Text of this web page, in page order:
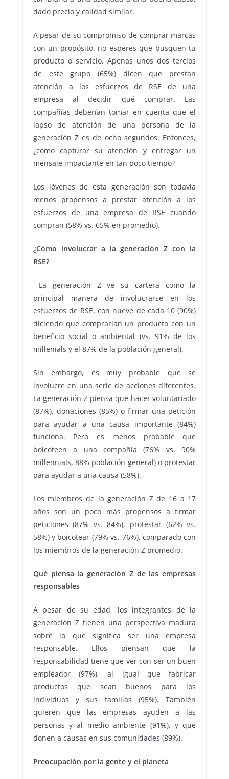
dado precio y calidad similar.
A pesar de su compromiso de comprar marcas
con un propósito, no esperes que busquen tu
producto o servicio. Apenas unos dos tercios
de este grupo (65%) dicen que prestan
atención a los esfuerzos de RSE de una
empresa al decidir qué comprar. Las
compañías deberían tomar en cuenta que el
lapso de atención de una persona de la
generación Z es de ocho segundos. Entonces,
¿cómo capturar su atención y entregar un
mensaje impactante en tan poco tiempo?
Los jóvenes de esta generación son todavía
menos propensos a prestar atención a los
esfuerzos de una empresa de RSE cuando
compran (58% vs. 65% en promedio).
¿Cómo involucrar a la generación Z con la
RSE?
La generación Z ve su cartera como la
principal manera de involucrarse en los
esfuerzos de RSE, con nueve de cada 10 (90%)
diciendo que comprarían un producto con un
beneficio social o ambiental (vs. 91% de los
millenials y el 87% de la población general).
Sin embargo, es muy probable que se
involucre en una serie de acciones diferentes.
La generación Z piensa que hacer voluntariado
(87%), donaciones (85%) o firmar una petición
para ayudar a una causa importante (84%)
funciona. Pero es menos probable que
boicoteen a una compañía (76% vs. 90%
millennials, 88% población general) o protestar
para ayudar a una causa (58%).
Los miembros de la generación Z de 16 a 17
años son un poco más propensos a firmar
peticiones (87% vs. 84%), protestar (62% vs.
58%) y boicotear (79% vs. 76%), comparado con
los miembros de la generación Z promedio.
Qué piensa la generación Z de las empresas
responsables
A pesar de su edad, los integrantes de la
generación Z tienen una perspectiva madura
sobre lo que significa ser una empresa
responsable. Ellos piensan que la
responsabilidad tiene que ver con ser un buen
empleador (97%), al igual que fabricar
productos que sean buenos para los
individuos y sus familias (95%). También
quieren que las empresas ayuden a las
personas y al medio ambiente (91%), y que
donen a causas en sus comunidades (89%).
Preocupación por la gente y el planeta